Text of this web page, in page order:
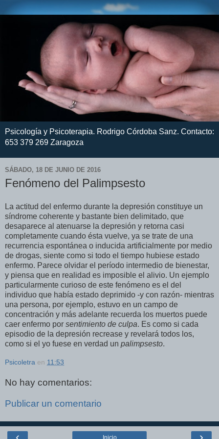
Psicología y Psicoterapia. Rodrigo Córdoba Sanz. Contacto:
653 379 269 Zaragoza
SÁBADO, 18 DE JUNIO DE 2016
Fenómeno del Palimpsesto
La actitud del enfermo durante la depresión constituye un
síndrome coherente y bastante bien delimitado, que
desaparece al atenuarse la depresión y retorna casi
completamente cuando ésta vuelve, ya se trate de una
recurrencia espontánea o inducida artificialmente por medio
de drogas, siente como si todo el tiempo hubiese estado
enfermo. Parece olvidar el período intermedio de bienestar,
y piensa que en realidad es imposible el alivio. Un ejemplo
particularmente curioso de este fenómeno es el del
individuo que había estado deprimido -y con razón- mientras
una persona, por ejemplo, estuvo en un campo de
concentración y más adelante recuerda los muertos puede
caer enfermo por sentimiento de culpa. Es como si cada
episodio de la depresión recrease y revelará todos los,
como si el yo fuese en verdad un palimpsesto.
Psicoletra en 11:53
No hay comentarios:
Publicar un comentario
Inicio